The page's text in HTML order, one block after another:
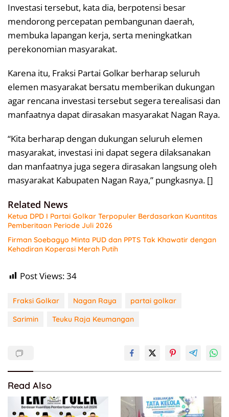
Investasi tersebut, kata dia, berpotensi besar
mendorong percepatan pembangunan daerah,
membuka lapangan kerja, serta meningkatkan
perekonomian masyarakat.
Karena itu, Fraksi Partai Golkar berharap seluruh
elemen masyarakat bersatu memberikan dukungan
agar rencana investasi tersebut segera terealisasi dan
manfaatnya dapat dirasakan masyarakat Nagan Raya.
“Kita berharap dengan dukungan seluruh elemen
masyarakat, investasi ini dapat segera dilaksanakan
dan manfaatnya juga segera dirasakan langsung oleh
masyarakat Kabupaten Nagan Raya,” pungkasnya. []
Related News
Ketua DPD I Partai Golkar Terpopuler Berdasarkan Kuantitas
Pemberitaan Periode Juli 2026
Firman Soebagyo Minta PUD dan PPTS Tak Khawatir dengan
Kehadiran Koperasi Merah Putih
Post Views:34
Fraksi Golkar Nagan Raya
partai golkar
Sarimin
Teuku Raja Keumangan
Read Also